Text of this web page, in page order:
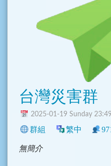
台灣災害群
2025-01-19 Sunday
群組 繁中
無簡介